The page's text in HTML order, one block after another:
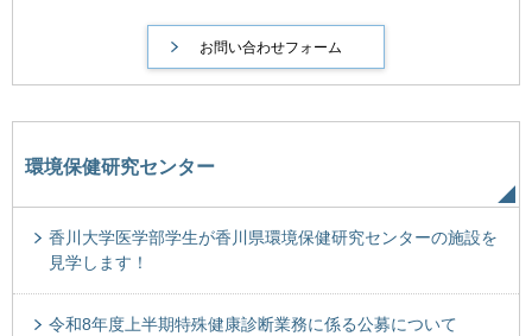
環境保健研究センター
香川大学医学部学生が香川県環境保健研究センターの施設を
見学します！
令和8年度上半期特殊健康診断業務に係る公募について